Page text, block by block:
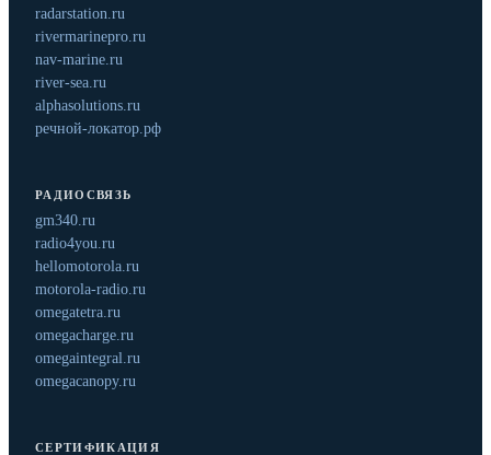
radarstation.ru
rivermarinepro.ru
nav-marine.ru
river-sea.ru
alphasolutions.ru
речной-локатор.рф
РАДИОСВЯЗЬ
gm340.ru
radio4you.ru
hellomotorola.ru
motorola-radio.ru
omegatetra.ru
omegacharge.ru
omegaintegral.ru
omegacanopy.ru
СЕРТИФИКАЦИЯ